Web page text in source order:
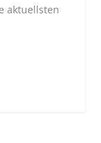
aktuellsten